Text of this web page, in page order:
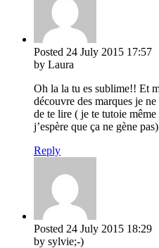
Posted 24 July 2015 17:57
by Laura
Oh la la tu es sublime!! Et
découvre des marques je
de te lire ( je te tutoie
j’espère que ça ne gène
Reply
Posted 24 July 2015 18:29
by sylvie;-)